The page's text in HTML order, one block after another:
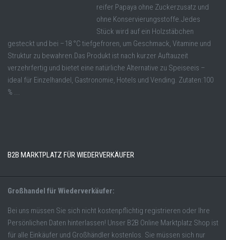
reifer Papaya ohne Zuckerzusatz und
ohne Konservierungsstoffe.Jedes
Stück wird auf ein Holzstäbchen
gesteckt und bei –18 °C tiefgefroren, um Geschmack, Vitamine und
Struktur zu bewahren.Das Produkt ist nach kurzer Auftauzeit
verzehrfertig und bietet eine natürliche Alternative zu Speiseeis –
ideal für Einzelhandel, Gastronomie, Hotels und Vending. Zutaten:100
% ...
B2B MARKTPLATZ FÜR WIEDERVERKÄUFER
Großhandel für Wiederverkäufer:
Bei uns müssen Sie sich nicht kostenpflichtig registrieren oder Ihre
Persönlichen Daten hinterlassen! Unser B2B Online Marktplatz Shop ist
für alle Einkäufer und Großhändler kostenlos. Sie müssen sich nur